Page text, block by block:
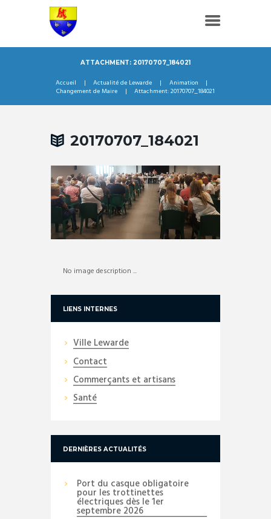
ATTACHMENT: 20170707_184021
Accueil Actualité de Lewarde
Animation
Changement de Maire
Attachment: 20170707_184021
20170707_184021
No image description ...
LIENS INTERNES
Ville Lewarde
Contact
Commerçants et artisans
Santé
DERNIÈRES ACTUALITÉS
Port du casque obligatoire
pour les trottinettes
électriques dès le 1er
septembre 2026